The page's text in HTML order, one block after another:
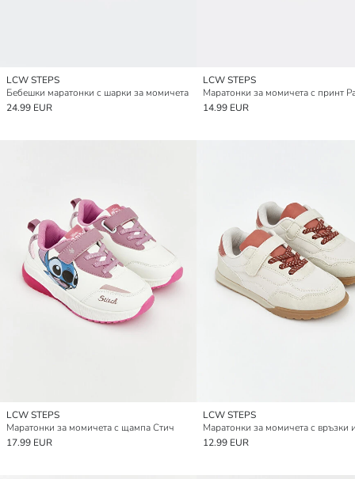
LCW STEPS
Бебешки маратонки с шарки за момичета
24.99 EUR
LCW STEPS
14.99 EUR
LCW STEPS
Маратонки за момичета с щампа Стич
17.99 EUR
LCW STEPS
12.99 EUR